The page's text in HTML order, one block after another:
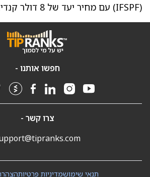
(IFSPF) עם מחיר יעד של 8 דולר קנדי.
חפשו אותנו -
צרו קשר -
מדיניות פרטיותתנאי שימוש